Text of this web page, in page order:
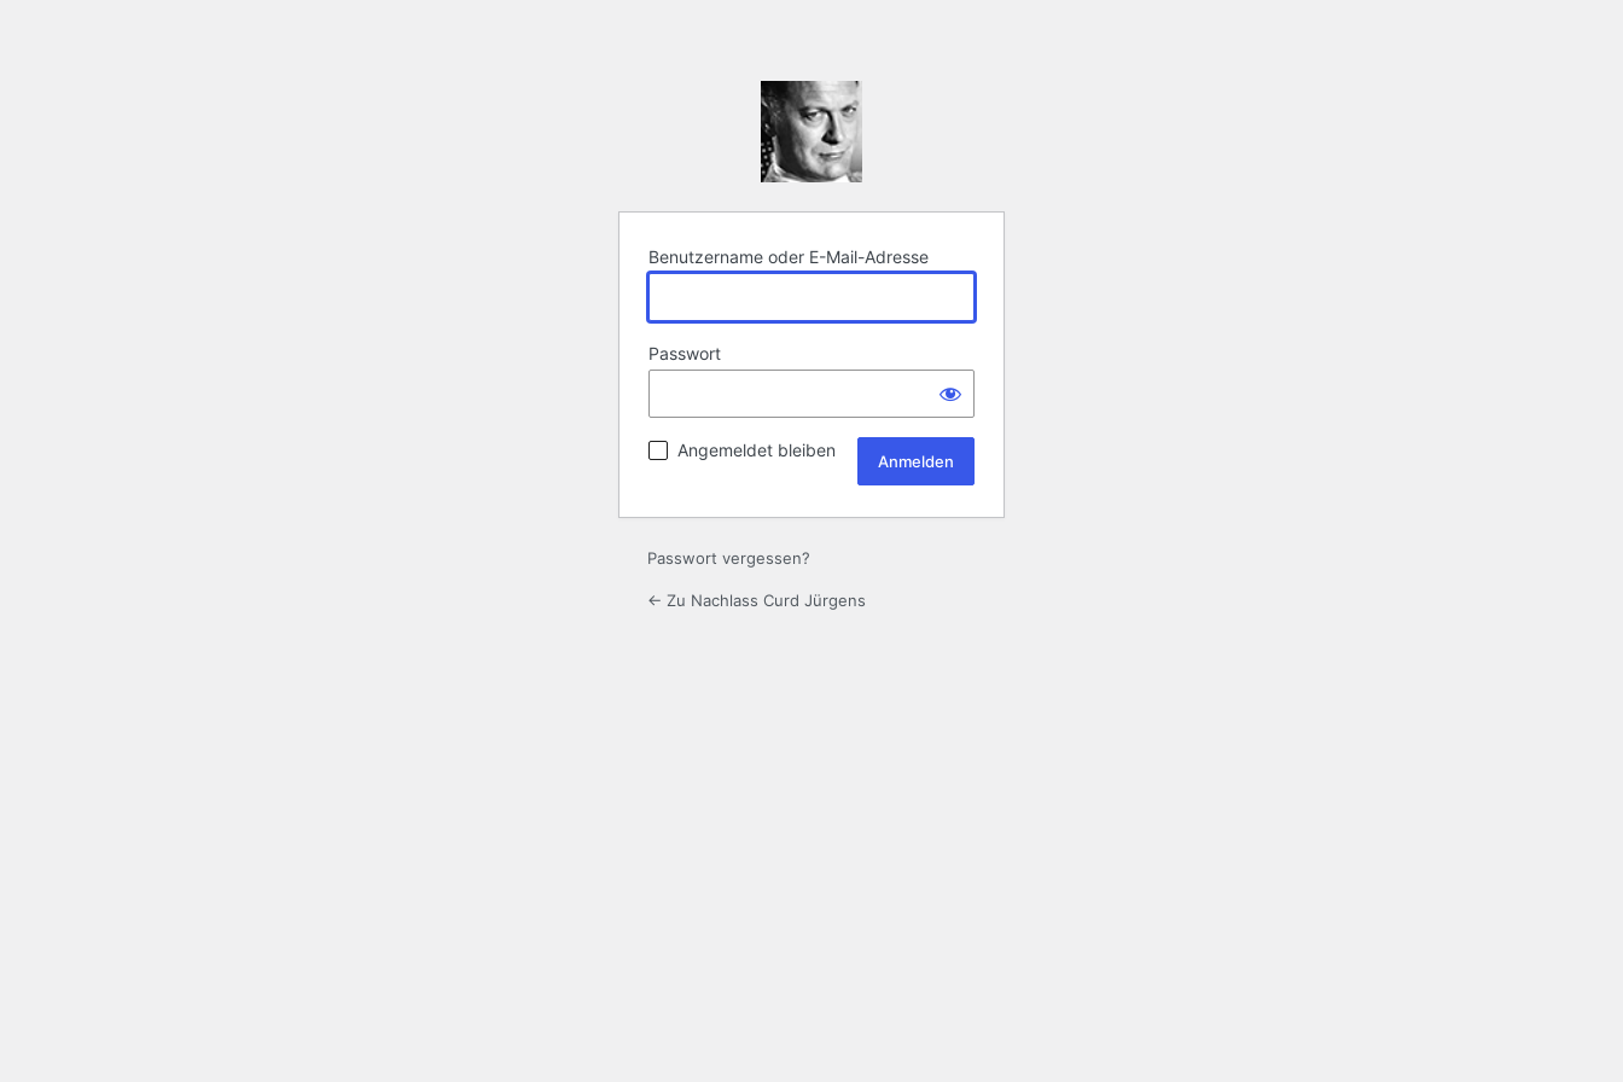
Benutzername oder E-Mail-Adresse
Passwort
Angemeldet bleiben
Passwort vergessen?
← Zu Nachlass Curd Jürgens